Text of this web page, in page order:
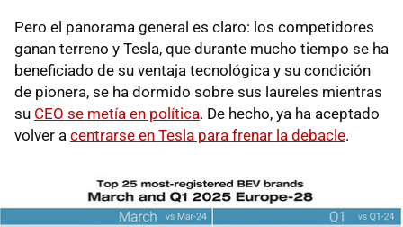
Pero el panorama general es claro: los competidores
ganan terreno y Tesla, que durante mucho tiempo se ha
beneficiado de su ventaja tecnológica y su condición
de pionera, se ha dormido sobre sus laureles mientras
su CEO se metía en política. De hecho, ya ha aceptado
volver a centrarse en Tesla para frenar la debacle.